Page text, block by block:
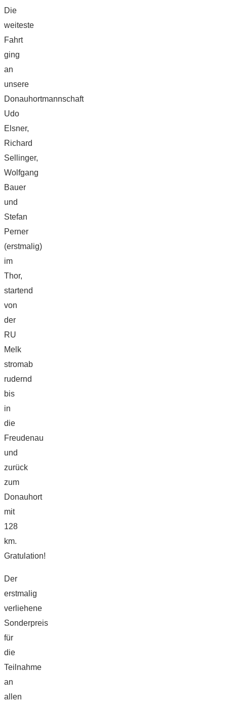
Die
weiteste
Fahrt
ging
an
unsere
Donauhortmannschaft
Udo
Elsner,
Richard
Sellinger,
Wolfgang
Bauer
und
Stefan
Perner
(erstmalig)
im
Thor,
startend
von
der
RU
Melk
stromab
rudernd
bis
in
die
Freudenau
und
zurück
zum
Donauhort
mit
128
km.
Gratulation!
Der
erstmalig
verliehene
Sonderpreis
für
die
Teilnahme
an
allen